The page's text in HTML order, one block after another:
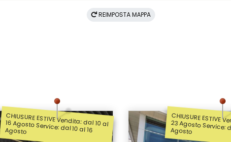
REIMPOSTA MAPPA
CHIUSURE ESTIVE Vendita: dal 10 al
16 Agosto Service: dal 10 al 16 Agosto
CHIUSURE ESTIVE
23 Agosto Service: dal 10 al 23 Agosto